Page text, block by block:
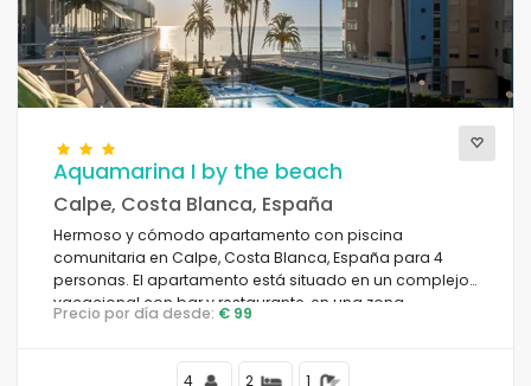
Aquamarina I by the beach
Calpe, Costa Blanca, España
Hermoso y cómodo apartamento con piscina
comunitaria en Calpe, Costa Blanca, España para 4
personas. El apartamento está situado en un complejo
vacacional con bar y restaurante, en una zona
residencial de playa, cerca de tiendas y
kilómetros del centro de Calpe y a 25 metros del Mar
Precio por día desde: € 99
4 2 1